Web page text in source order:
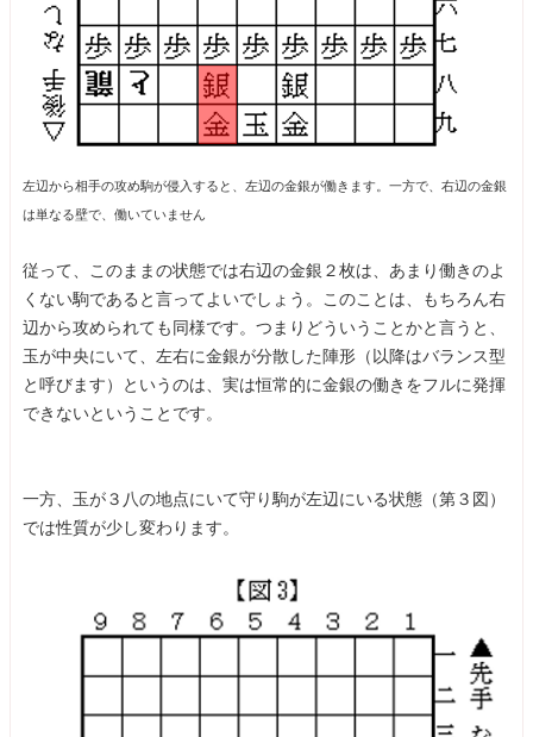
左辺から相手の攻め駒が侵入すると、左辺の金銀が働きます。一方で、右辺の金銀
は単なる壁で、働いていません
従って、このままの状態では右辺の金銀２枚は、あまり働きのよ
くない駒であると言ってよいでしょう。このことは、もちろん右
辺から攻められても同様です。つまりどういうことかと言うと、
玉が中央にいて、左右に金銀が分散した陣形（以降はバランス型
と呼びます）というのは、実は恒常的に金銀の働きをフルに発揮
できないということです。
一方、玉が３八の地点にいて守り駒が左辺にいる状態（第３図）
では性質が少し変わります。